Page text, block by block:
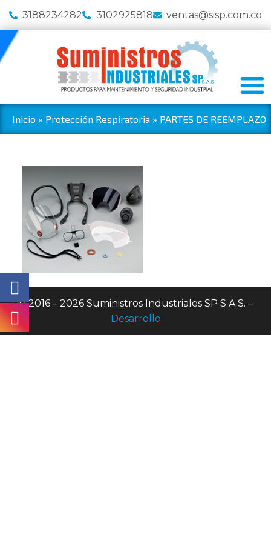
3188234282 3102925818 ventas@sisp.com.co
Inicio » Protección Respiratoria » PARTES DE REEMPLAZO
© 2016 – 2026 Suministros Industriales SP S.A.S. –
Desarrollo